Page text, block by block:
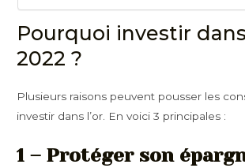
Pourquoi investir dans
2022 ?
Plusieurs raisons peuvent pousser les
investir dans l’or. En voici 3 principales :
1 – Protéger son